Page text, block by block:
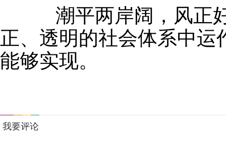
潮平两岸阔，风正好
正、透明的社会体系中
能够实现。